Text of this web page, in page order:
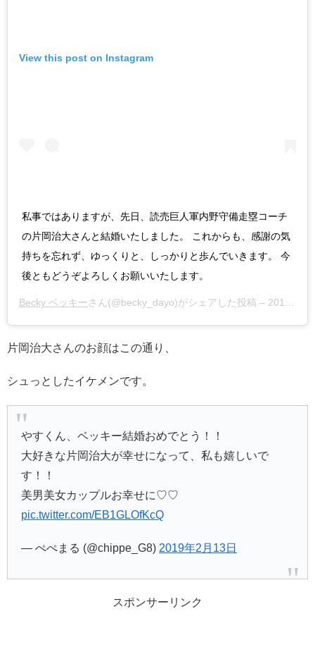
View this post on Instagram
私事ではありますが、先日、読売巨人軍内野守備走塁コーチ
の片岡治大さんと結婚いたしました。 これからも、感謝の気
持ちを忘れず、ゆっくりと、しっかりと歩んでいきます。 今
後ともどうぞよろしくお願いいたします。
Becky ベッキーさん(@becky_dayo)がシェアした投稿 – 2019年 2月月12日午後10時19分PST
片岡治大さんのお顔はこの通り、
シュっとしたイケメンです。
やすくん、ベッキー結婚おめでとう！！
大好きな片岡治大が幸せになって、私も嬉しいで
す！！
美男美女カップルお幸せに♡♡
pic.twitter.com/EB1GLOfKcQ
— ぺぺまる (@chippe_G8) 2019年2月13日
スポンサーリンク